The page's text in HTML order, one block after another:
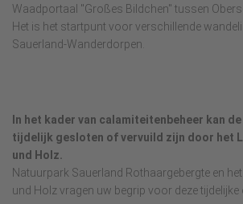
Waadportaal "Großes Bildchen" tussen
Het is het startpunt voor verschillende
Sauerland-Wanderdorpen.
In het kader van calamiteitenbeheer kan
tijdelijk gesloten of vervuild zijn door het
und Holz.
Natuurpark Sauerland Rothaargebergte en
und Holz vragen uw begrip voor deze tijdelijke